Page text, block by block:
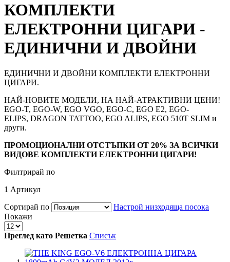
КОМПЛЕКТИ
ЕЛЕКТРОННИ ЦИГАРИ -
ЕДИНИЧНИ И ДВОЙНИ
ЕДИНИЧНИ И ДВОЙНИ КОМПЛЕКТИ ЕЛЕКТРОННИ
ЦИГАРИ.
НАЙ-НОВИТЕ МОДЕЛИ, НА НАЙ-АТРАКТИВНИ ЦЕНИ!
ЕGO-T, EGO-W, EGO VGO, EGO-C, EGO Е2, EGO-
ЕLIPS, DRAGON TATTOO, EGO ALIPS, EGO 510T SLIM и
други.
ПРОМОЦИОНАЛНИ ОТСТЪПКИ ОТ 20% ЗА ВСИЧКИ
ВИДОВЕ КОМПЛЕКТИ ЕЛЕКТРОННИ ЦИГАРИ!
Филтрирай по
1 Артикул
Сортирай по
Настрой низходяща посока
Покажи
Преглед като Решетка Списък